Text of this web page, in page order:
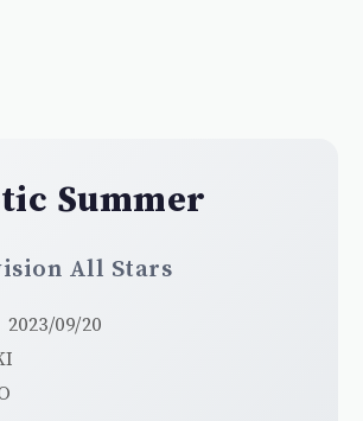
Summer
All Stars
09/20